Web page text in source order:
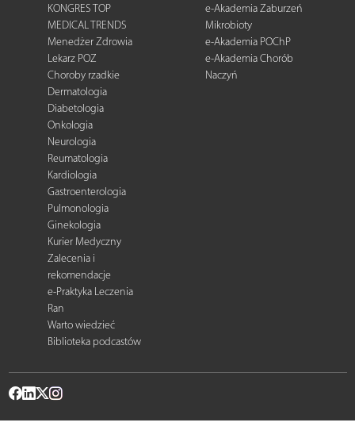
KONGRES TOP
MEDICAL TRENDS
Menedżer Zdrowia
Lekarz POZ
Choroby rzadkie
Dermatologia
Diabetologia
Onkologia
Neurologia
Reumatologia
Kardiologia
Gastroenterologia
Pulmonologia
Ginekologia
Kurier Medyczny
Zalecenia i
rekomendacje
e-Praktyka Leczenia
Ran
Warto wiedzieć
Biblioteka podcastów
e-Akademia Zaburzeń
Mikrobioty
e-Akademia POChP
e-Akademia Chorób
Naczyń